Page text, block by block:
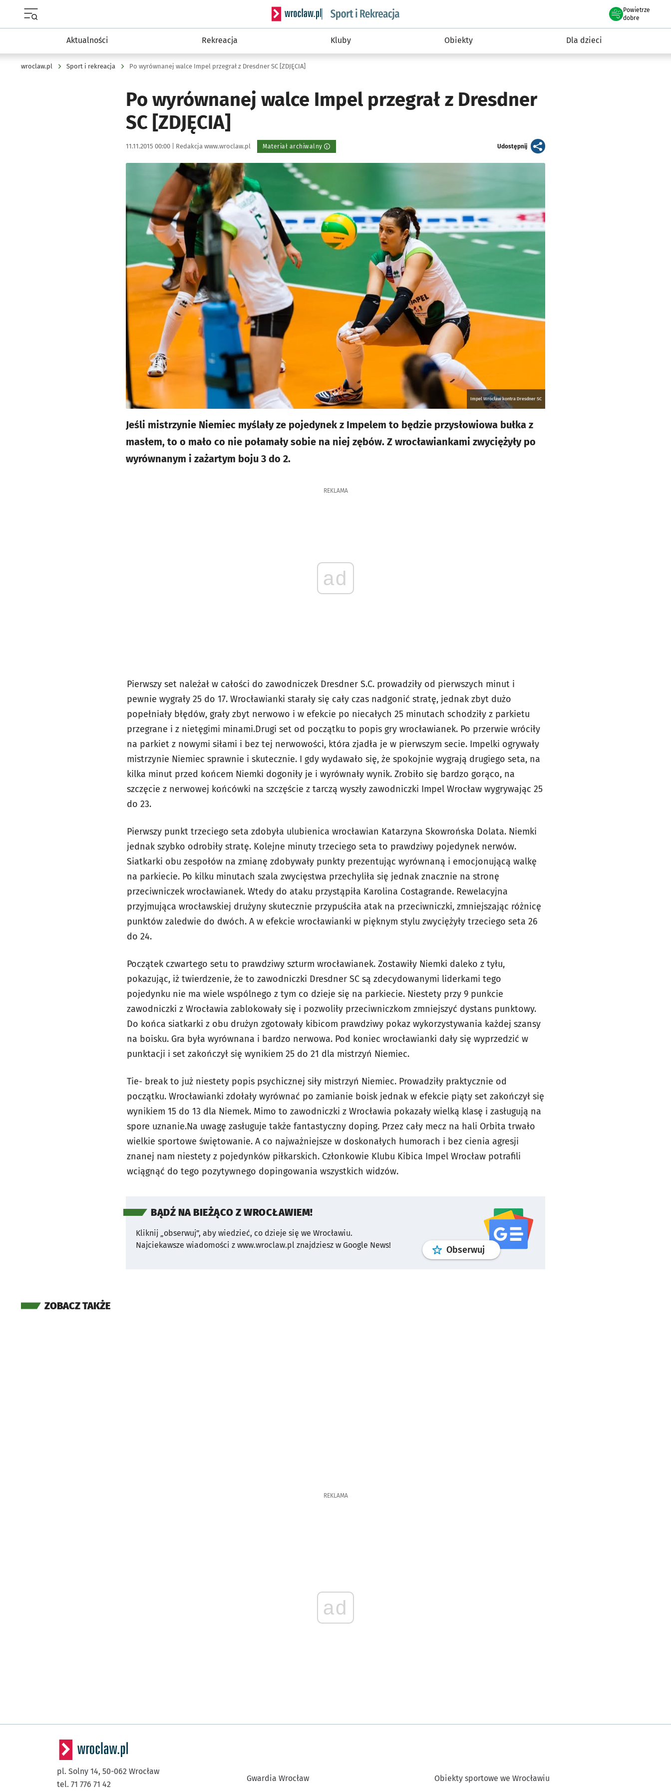
Serwis informacyjny wroclaw.pl podserwis: Sport i rekreacja
Powietrze
we Wrocławiu
dobre
Aktualności Rekreacja Kluby Obiekty Dla dzieci
wroclaw.pl Sport i rekreacja Po wyrównanej walce Impel przegrał z Dresdner SC [ZDJĘCIA]
Po wyrównanej walce Impel przegrał z Dresdner
SC [ZDJĘCIA]
Data publikacji:
11.11.2015 00:00 | Autor:
Redakcja www.wroclaw.pl Materiał archiwalny Udostępnijartykuł
Kliknij, aby powiększyć
Impel Wrocław kontra Dresdner SC
Jeśli mistrzynie Niemiec myślały ze pojedynek z Impelem to będzie przysłowiowa bułka z
masłem, to o mało co nie połamały sobie na niej zębów. Z wrocławiankami zwyciężyły po
wyrównanym i zażartym boju 3 do 2.
REKLAMA
ad
Pierwszy set należał w całości do zawodniczek Dresdner S.C. prowadziły od pierwszych minut i
pewnie wygrały 25 do 17. Wrocławianki starały się cały czas nadgonić stratę, jednak zbyt dużo
popełniały błędów, grały zbyt nerwowo i w efekcie po niecałych 25 minutach schodziły z parkietu
przegrane i z nietęgimi minami.Drugi set od początku to popis gry wrocławianek. Po przerwie wróciły
na parkiet z nowymi siłami i bez tej nerwowości, która zjadła je w pierwszym secie. Impelki ogrywały
mistrzynie Niemiec sprawnie i skutecznie. I gdy wydawało się, że spokojnie wygrają drugiego seta, na
kilka minut przed końcem Niemki dogoniły je i wyrównały wynik. Zrobiło się bardzo gorąco, na
szczęcie z nerwowej końcówki na szczęście z tarczą wyszły zawodniczki Impel Wrocław wygrywając 25
do 23.
Pierwszy punkt trzeciego seta zdobyła ulubienica wrocławian Katarzyna Skowrońska Dolata. Niemki
jednak szybko odrobiły stratę. Kolejne minuty trzeciego seta to prawdziwy pojedynek nerwów.
Siatkarki obu zespołów na zmianę zdobywały punkty prezentując wyrównaną i emocjonującą walkę
na parkiecie. Po kilku minutach szala zwycięstwa przechyliła się jednak znacznie na stronę
przeciwniczek wrocławianek. Wtedy do ataku przystąpiła Karolina Costagrande. Rewelacyjna
przyjmująca wrocławskiej drużyny skutecznie przypuściła atak na przeciwniczki, zmniejszając różnicę
punktów zaledwie do dwóch. A w efekcie wrocławianki w pięknym stylu zwyciężyły trzeciego seta 26
do 24.
Początek czwartego setu to prawdziwy szturm wrocławianek. Zostawiły Niemki daleko z tyłu,
pokazując, iż twierdzenie, że to zawodniczki Dresdner SC są zdecydowanymi liderkami tego
pojedynku nie ma wiele wspólnego z tym co dzieje się na parkiecie. Niestety przy 9 punkcie
zawodniczki z Wrocławia zablokowały się i pozwoliły przeciwniczkom zmniejszyć dystans punktowy.
Do końca siatkarki z obu drużyn zgotowały kibicom prawdziwy pokaz wykorzystywania każdej szansy
na boisku. Gra była wyrównana i bardzo nerwowa. Pod koniec wrocławianki dały się wyprzedzić w
punktacji i set zakończył się wynikiem 25 do 21 dla mistrzyń Niemiec.
Tie- break to już niestety popis psychicznej siły mistrzyń Niemiec. Prowadziły praktycznie od
początku. Wrocławianki zdołały wyrównać po zamianie boisk jednak w efekcie piąty set zakończył się
wynikiem 15 do 13 dla Niemek. Mimo to zawodniczki z Wrocławia pokazały wielką klasę i zasługują na
spore uznanie.Na uwagę zasługuje także fantastyczny doping. Przez cały mecz na hali Orbita trwało
wielkie sportowe świętowanie. A co najważniejsze w doskonałych humorach i bez cienia agresji
znanej nam niestety z pojedynków piłkarskich. Członkowie Klubu Kibica Impel Wrocław potrafili
wciągnąć do tego pozytywnego dopingowania wszystkich widzów.
BĄDŹ NA BIEŻĄCO Z WROCŁAWIEM!
Kliknij „obserwuj”, aby wiedzieć, co dzieje się we Wrocławiu.
Najciekawsze wiadomości z www.wroclaw.pl znajdziesz w Google News!
Obserwuj profilgoogle news
ZOBACZ TAKŻE
REKLAMA
ad
pl. Solny 14, 50-062 Wrocław
tel. 71 776 71 42
Gwardia Wrocław Obiekty sportowe we Wrocławiu